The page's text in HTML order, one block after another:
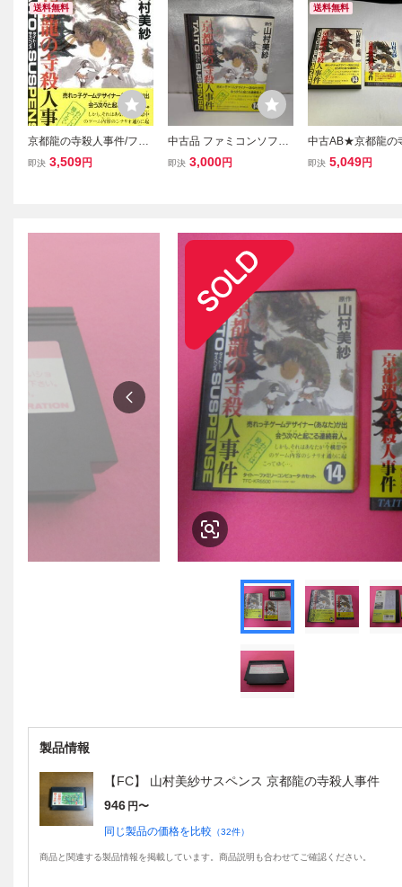
送料無料
京都龍の寺殺人事件/ファ
ミコン
即決 3,509円
中古品 ファミコンソフト
京都龍の寺殺人事件
即決 3,000円
送料無料
中古AB★京都龍の
事件★ファミコン
即決 5,049円
製品情報
【FC】 山村美紗サスペンス 京都龍の寺殺人事件
946 円〜
同じ製品の価格を比較 （32件）
商品と関連する製品情報を掲載しています。商品説明も合わせてご確認ください。